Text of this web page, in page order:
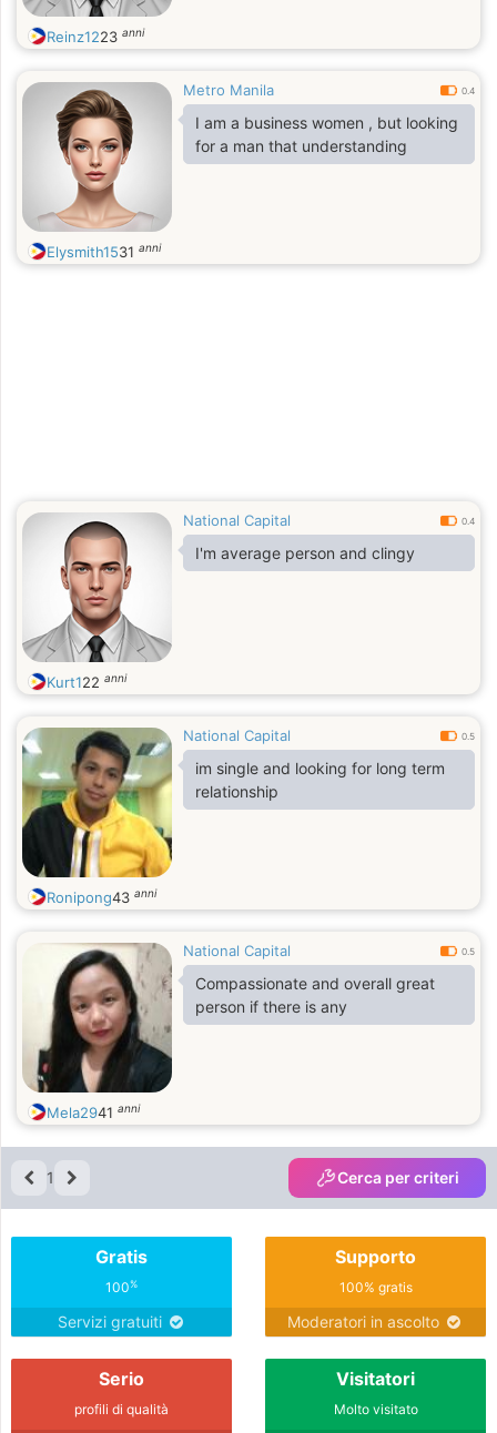
Reinz1223 anni
Metro Manila 0.4
I am a business women , but looking
for a man that understanding
Elysmith1531 anni
National Capital 0.4
I'm average person and clingy
Kurt122 anni
National Capital 0.5
im single and looking for long term
relationship
Ronipong43 anni
National Capital 0.5
Compassionate and overall great
person if there is any
Mela2941 anni
1 Cerca per criteri
Gratis
100%
Servizi gratuiti
Supporto
100% gratis
Moderatori in ascolto
Serio
profili di qualità
Visitatori
Molto visitato